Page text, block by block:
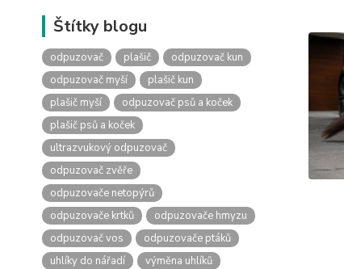
Štítky blogu
odpuzovač plašič
odpuzovač kun
odpuzovač myší
plašič kun
plašič myší
odpuzovač psů a koček
plašič psů a koček
ultrazvukový odpuzovač
odpuzovač zvěře
odpuzovače netopýrů
odpuzovače krtků
odpuzovače hmyzu
odpuzovač vos
odpuzovače ptáků
uhlíky do nářadí
výměna uhlíků